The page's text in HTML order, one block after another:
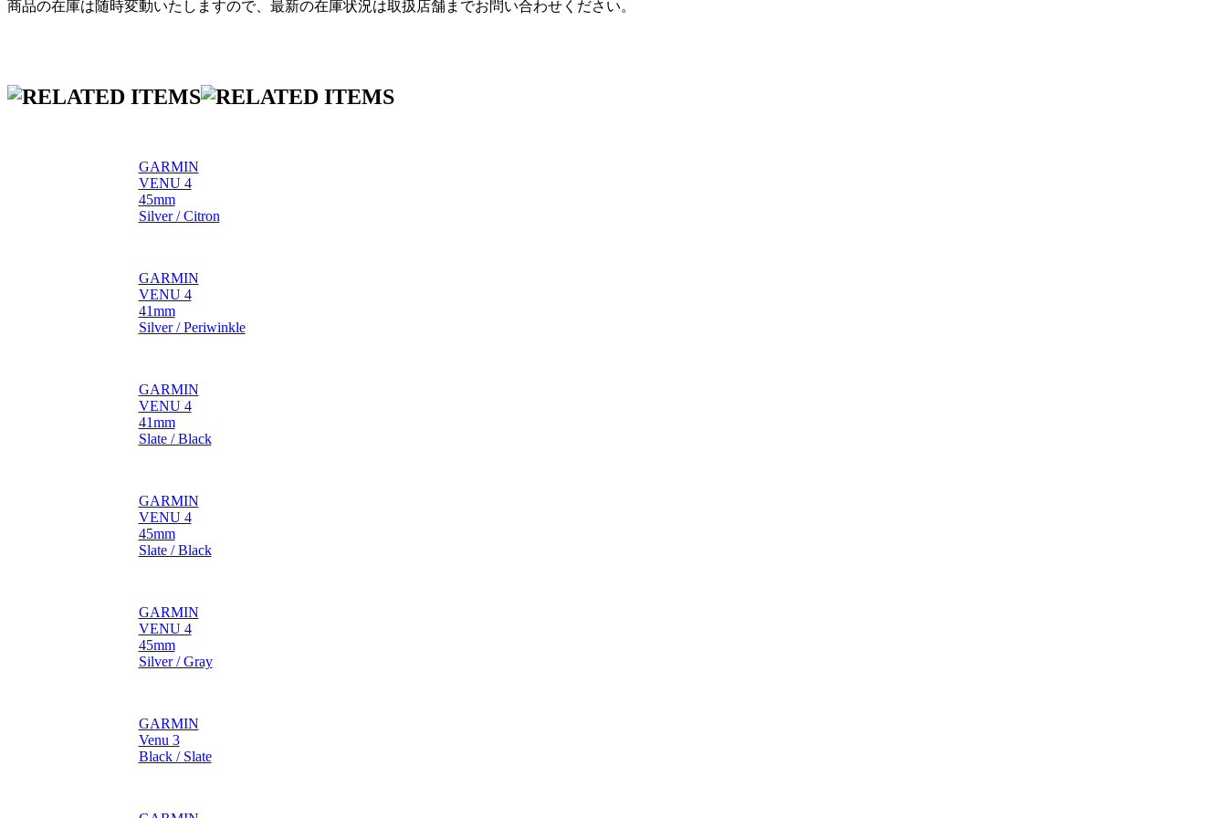
商品の在庫は随時変動いたしますので、最新の在庫状況は取扱店舗までお問い合わせください。
GARMIN
VENU 4
45mm
Silver / Citron
GARMIN
VENU 4
41mm
Silver / Periwinkle
GARMIN
VENU 4
41mm
Slate / Black
GARMIN
VENU 4
45mm
Slate / Black
GARMIN
VENU 4
45mm
Silver / Gray
GARMIN
Venu 3
Black / Slate